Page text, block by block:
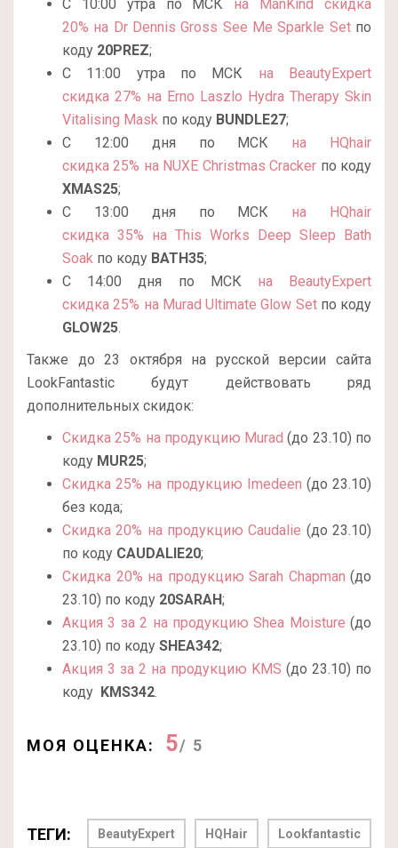
С 10:00 утра по МСК на ManKind скидка
20% на Dr Dennis Gross See Me Sparkle Setпо
коду 20PREZ;
С 11:00 утра по МСК на BeautyExpert
скидка 27% на Erno Laszlo Hydra Therapy Skin
Vitalising Mask по коду BUNDLE27;
С 12:00 дня по МСК на HQhair
скидка 25% на NUXE Christmas Cracker по коду
XMAS25;
С 13:00 дня по МСК на HQhair
скидка 35% на This Works Deep Sleep Bath
Soak по коду BATH35;
С 14:00 дня по МСК на BeautyExpert
скидка 25% на Murad Ultimate Glow Setпо коду
GLOW25.
Также до 23 октября на русской версии сайта
LookFantastic будут действовать ряд
дополнительных скидок:
Скидка 25% на продукцию Murad (до 23.10) по
коду MUR25;
Скидка 25% на продукцию Imedeen (до 23.10)
без кода;
Скидка 20% на продукцию Caudalie (до 23.10)
по коду CAUDALIE20;
Скидка 20% на продукцию Sarah Chapman (до
23.10) по коду 20SARAH;
Акция 3 за 2 на продукцию Shea Moisture (до
23.10) по коду SHEA342;
Акция 3 за 2 на продукцию KMS (до 23.10) по
коду KMS342.
МОЯ ОЦЕНКА: 5/ 5
ТЕГИ: BeautyExpert HQHair Lookfantastic